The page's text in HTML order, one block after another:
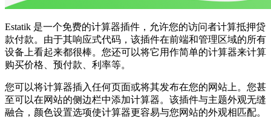
Estatik 是一个免费的计算器插件，允许您的访问者计算抵押贷
款付款。由于其响应式代码，该插件在前端和管理区域的所有
设备上看起来都很棒。您还可以将它用作简单的计算器来计算
购买价格、预付款、利率等。
您可以将计算器插入任何页面或将其发布在您的网站上。您甚
至可以在网站的侧边栏中添加计算器。该插件与主题外观无缝
融合，颜色设置选项使计算器更容易与您网站的外观相匹配。